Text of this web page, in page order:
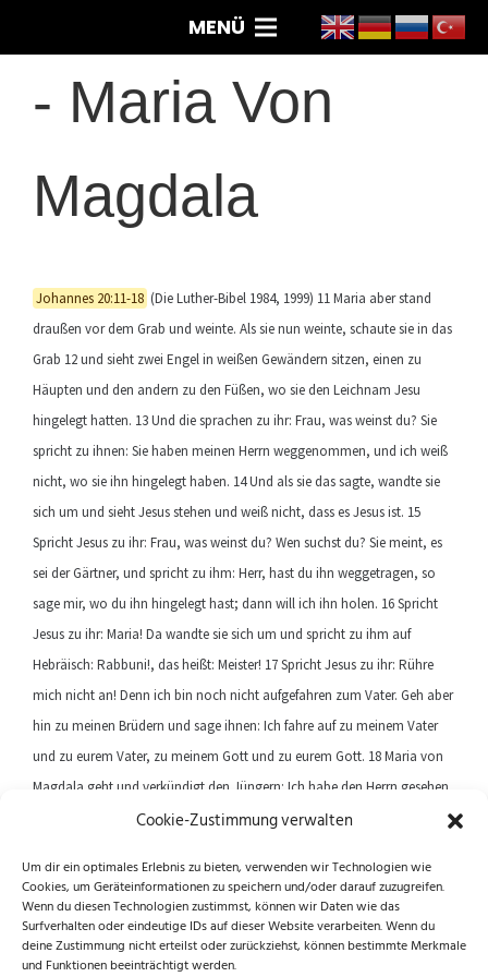
Cookie-Zustimmung verwalten
Um dir ein optimales Erlebnis zu bieten, verwenden wir Technologien wie
Cookies, um Geräteinformationen zu speichern und/oder darauf zuzugreifen.
Wenn du diesen Technologien zustimmst, können wir Daten wie das
Surfverhalten oder eindeutige IDs auf dieser Website verarbeiten. Wenn du
deine Zustimmung nicht erteilst oder zurückziehst, können bestimmte Merkmale
und Funktionen beeinträchtigt werden.
MENÜ
- Maria Von
Magdala
Johannes 20:11-18 (Die Luther-Bibel 1984, 1999) 11 Maria aber stand
draußen vor dem Grab und weinte. Als sie nun weinte, schaute sie in das
Grab 12 und sieht zwei Engel in weißen Gewändern sitzen, einen zu
Häupten und den andern zu den Füßen, wo sie den Leichnam Jesu
hingelegt hatten. 13 Und die sprachen zu ihr: Frau, was weinst du? Sie
spricht zu ihnen: Sie haben meinen Herrn weggenommen, und ich weiß
nicht, wo sie ihn hingelegt haben. 14 Und als sie das sagte, wandte sie
sich um und sieht Jesus stehen und weiß nicht, dass es Jesus ist. 15
Spricht Jesus zu ihr: Frau, was weinst du? Wen suchst du? Sie meint, es
sei der Gärtner, und spricht zu ihm: Herr, hast du ihn weggetragen, so
sage mir, wo du ihn hingelegt hast; dann will ich ihn holen. 16 Spricht
Jesus zu ihr: Maria! Da wandte sie sich um und spricht zu ihm auf
Hebräisch: Rabbuni!, das heißt: Meister! 17 Spricht Jesus zu ihr: Rühre
mich nicht an! Denn ich bin noch nicht aufgefahren zum Vater. Geh aber
hin zu meinen Brüdern und sage ihnen: Ich fahre auf zu meinem Vater
und zu eurem Vater, zu meinem Gott und zu eurem Gott. 18 Maria von
Magdala geht und verkündigt den Jüngern: Ich habe den Herrn gesehen,
und das hat er zu mir gesagt.
Next article
Previous article